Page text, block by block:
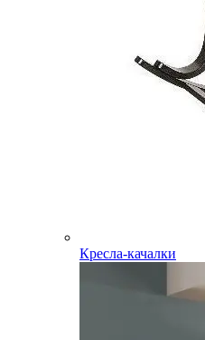
Кресла-качалки